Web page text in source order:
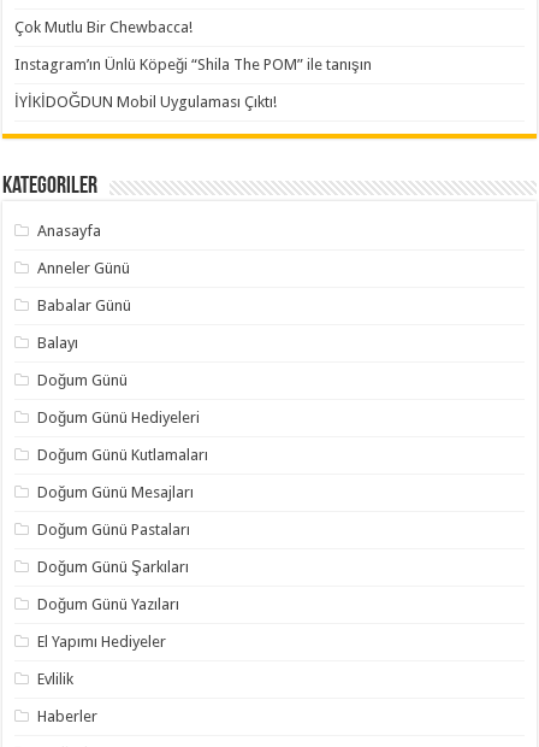
Çok Mutlu Bir Chewbacca!
Instagram’ın Ünlü Köpeği “Shila The POM” ile tanışın
İYİKİDOĞDUN Mobil Uygulaması Çıktı!
Kategoriler
Anasayfa
Anneler Günü
Babalar Günü
Balayı
Doğum Günü
Doğum Günü Hediyeleri
Doğum Günü Kutlamaları
Doğum Günü Mesajları
Doğum Günü Pastaları
Doğum Günü Şarkıları
Doğum Günü Yazıları
El Yapımı Hediyeler
Evlilik
Haberler